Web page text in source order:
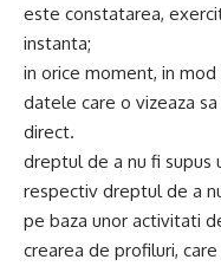
este constatarea,
instanta;
in orice moment, in
datele care o vizeaza
direct.
dreptul de a nu fi supus
respectiv dreptul de a
pe baza unor activitati
crearea de profiluri,